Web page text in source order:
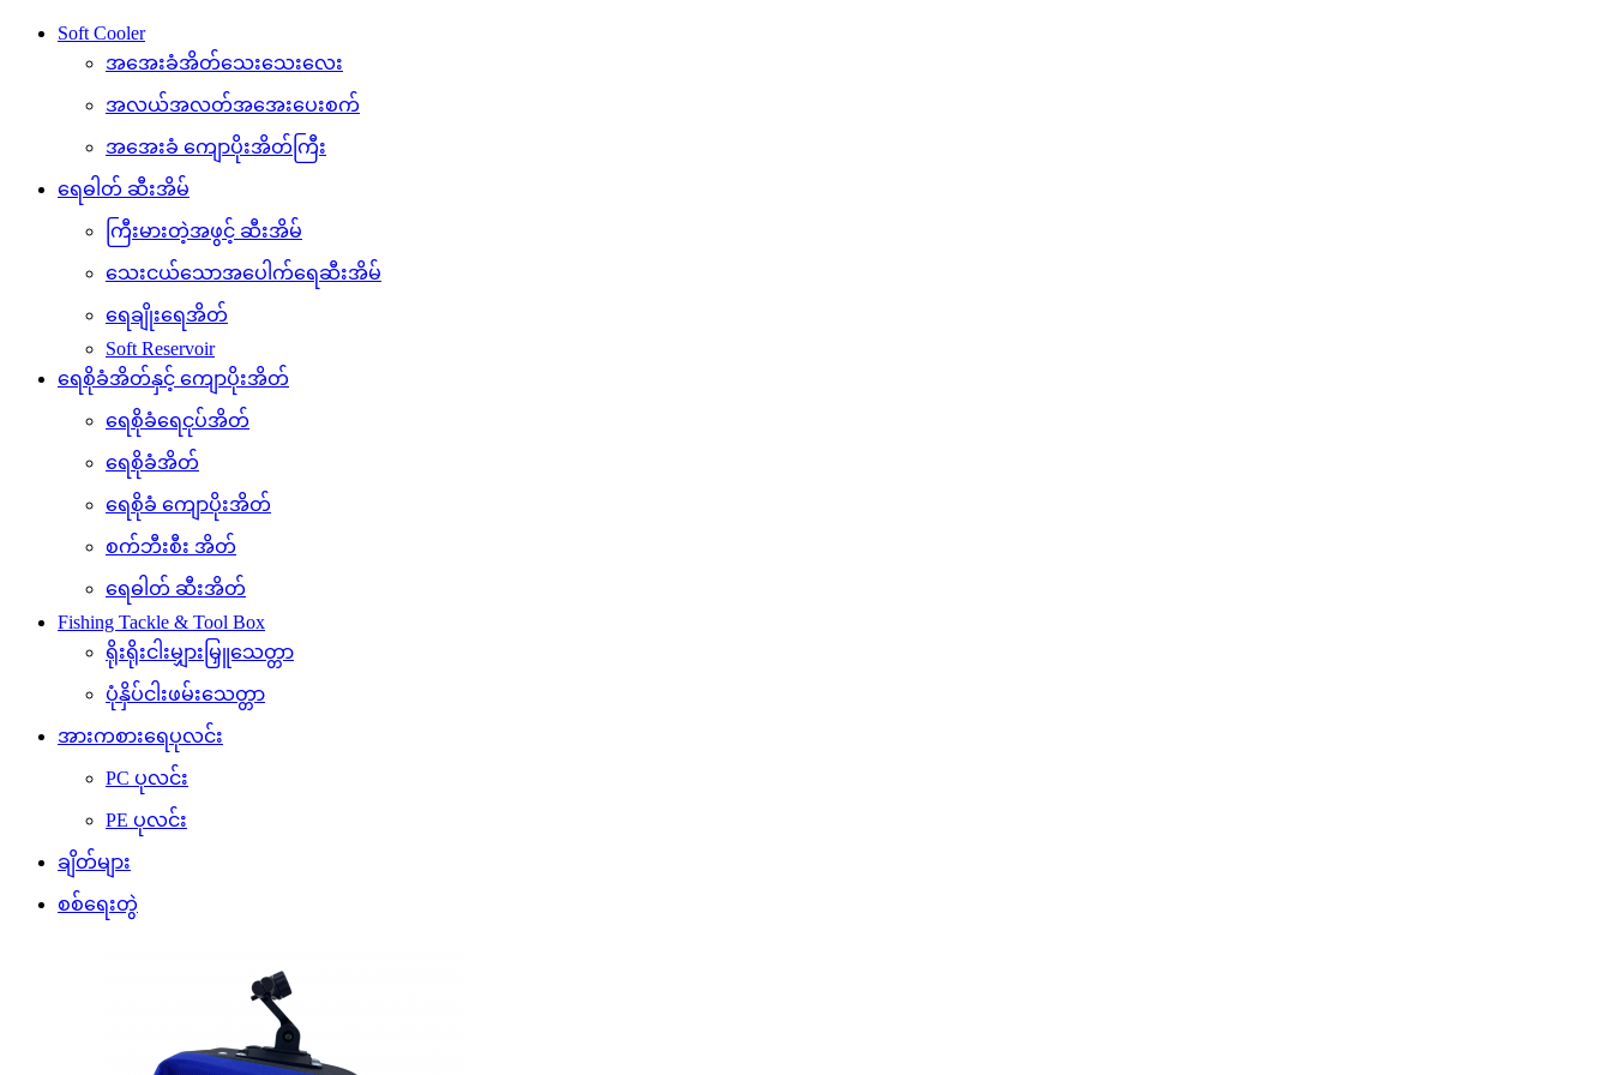
Soft Cooler
အအေးခံအိတ်သေးသေးလေး
အလယ်အလတ်အအေးပေးစက်
အအေးခံ ကျောပိုးအိတ်ကြီး
ရေဓါတ် ဆီးအိမ်
ကြီးမားတဲ့အဖွင့် ဆီးအိမ်
သေးငယ်သောအပေါက်ရေဆီးအိမ်
ရေချိုးရေအိတ်
Soft Reservoir
ရေစိုခံအိတ်နှင့် ကျောပိုးအိတ်
ရေစိုခံရေငုပ်အိတ်
ရေစိုခံအိတ်
ရေစိုခံ ကျောပိုးအိတ်
စက်ဘီးစီး အိတ်
ရေဓါတ် ဆီးအိတ်
Fishing Tackle & Tool Box
ရိုးရိုးငါးမျှားမြှူသေတ္တာ
ပုံနှိပ်ငါးဖမ်းသေတ္တာ
အားကစားရေပုလင်း
PC ပုလင်း
PE ပုလင်း
ချိတ်များ
စစ်ရေးတွဲ